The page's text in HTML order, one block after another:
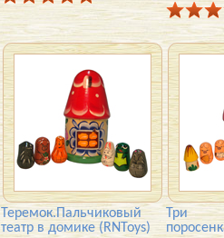
Теремок.Пальчиковый
театр в домике (RNToys)
Три